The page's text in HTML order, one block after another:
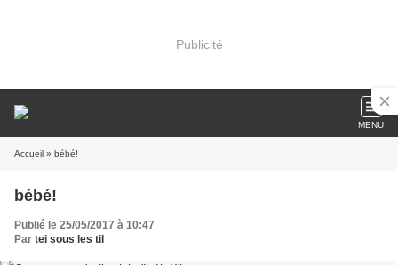
Publicité
MENU
Accueil » bébé!
bébé!
Publié le 25/05/2017 à 10:47
Par tei sous les til